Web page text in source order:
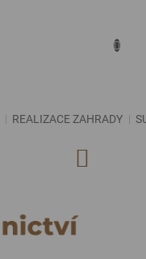
REALIZACE ZAHRADY